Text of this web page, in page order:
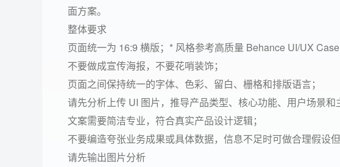
面方案。
整体要求
页面统一为 16:9 横版；* 风格参考高质量 Behance UI/UX
不要做成宣传海报，不要花哨装饰；
页面之间保持统一的字体、色彩、留白、栅格和排版语言；
请先分析上传 UI 图片，推导产品类型、核心功能、用户场景和
文案需要简洁专业，符合真实产品设计逻辑；
不要编造夸张业务成果或具体数据，信息不足时可做合理假设但
请先输出图片分析